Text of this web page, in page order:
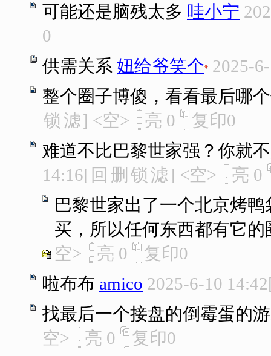
可能还是脑残太多 哇小宁
0
供需关系 妞给爷笑个 2025-
整个圈子博傻，看看最后哪
锁 滤] <空> 亮 0 复印0
难道不比巴黎世家强？你就
14:16[ 回 删 锁 滤] <空> 亮 0
巴黎世家出了一个北京烤
买，所以任何东西都有它的
空>
亮 0 复印0
啦布布 amico 2025-6-10 14:42
找最后一个接盘的倒霉蛋的
空>
亮 0 复印0